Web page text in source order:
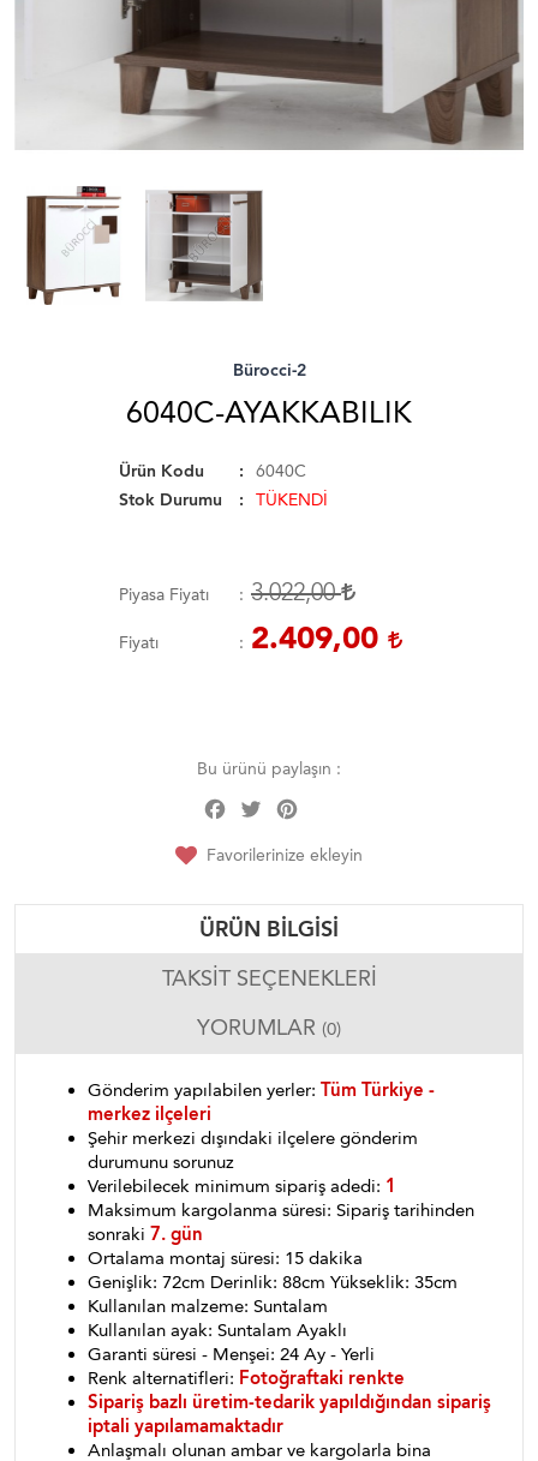
Bürocci-2
6040C-AYAKKABILIK
Ürün Kodu
6040C
Stok Durumu
TÜKENDİ
Piyasa Fiyatı 3.022,00
Fiyatı 2.409,00
Bu ürünü paylaşın :
Facebook
Twitter
Favorilerinize ekleyin
ÜRÜN BILGISI
TAKSIT SEÇENEKLERI
YORUMLAR (0)
Gönderim yapılabilen yerler: Tüm Türkiye -
merkez ilçeleri
Şehir merkezi dışındaki ilçelere gönderim
durumunu sorunuz
Verilebilecek minimum sipariş adedi: 1
Maksimum kargolanma süresi: Sipariş tarihinden
sonraki 7. gün
Ortalama montaj süresi: 15 dakika
Genişlik: 72cm Derinlik: 88cm Yükseklik: 35cm
Kullanılan malzeme: Suntalam
Kullanılan ayak: Suntalam Ayaklı
Garanti süresi - Menşei: 24 Ay - Yerli
Renk alternatifleri: Fotoğraftaki renkte
Sipariş bazlı üretim-tedarik yapıldığından sipariş
iptali yapılamamaktadır
Anlaşmalı olunan ambar ve kargolarla bina